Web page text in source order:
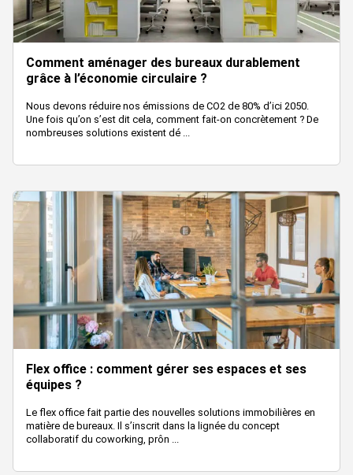
Comment aménager des bureaux durablement
grâce à l’économie circulaire ?
Nous devons réduire nos émissions de CO2 de 80% d’ici 2050.
Une fois qu’on s’est dit cela, comment fait-on concrètement ? De
nombreuses solutions existent dé ...
Flex office : comment gérer ses espaces et ses
équipes ?
Le flex office fait partie des nouvelles solutions immobilières en
matière de bureaux. Il s’inscrit dans la lignée du concept
collaboratif du coworking, prôn ...